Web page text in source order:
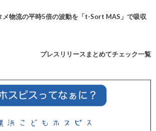
メ物流の平時5倍の波動を「t-Sort MAS」で吸収
プレスリリースまとめてチェック一覧